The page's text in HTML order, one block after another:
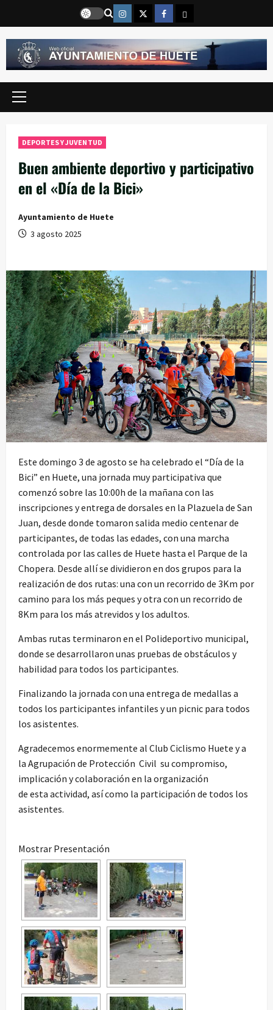
contenido
Instragram
TwitterFacebook
Email
Menú
DEPORTES Y JUVENTUD
Buen ambiente deportivo y participativo
en el «Día de la Bici»
Ayuntamiento de Huete
3 agosto 2025
Este domingo 3 de agosto se ha celebrado el “Día de la
Bici” en Huete, una jornada muy participativa que
comenzó sobre las 10:00h de la mañana con las
inscripciones y entrega de dorsales en la Plazuela de San
Juan, desde donde tomaron salida medio centenar de
participantes, de todas las edades, con una marcha
controlada por las calles de Huete hasta el Parque de la
Chopera. Desde allí se dividieron en dos grupos para la
realización de dos rutas: una con un recorrido de 3Km por
camino para los más peques y otra con un recorrido de
8Km para los más atrevidos y los adultos.
Ambas rutas terminaron en el Polideportivo municipal,
donde se desarrollaron unas pruebas de obstáculos y
habilidad para todos los participantes.
Finalizando la jornada con una entrega de medallas a
todos los participantes infantiles y un picnic para todos
los asistentes.
Agradecemos enormemente al Club Ciclismo Huete y a
la Agrupación de Protección Civil su compromiso,
implicación y colaboración en la organización
de esta actividad, así como la participación de todos los
asistentes.
Mostrar Presentación